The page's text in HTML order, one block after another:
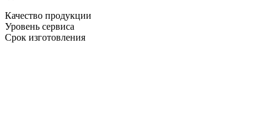
Качество продукции
Уровень сервиса
Срок изготовления